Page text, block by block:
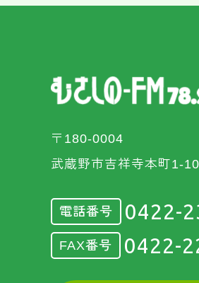
〒180-0004
武蔵野市吉祥寺本町1-
電話番号 0422-
FAX番号 0422-